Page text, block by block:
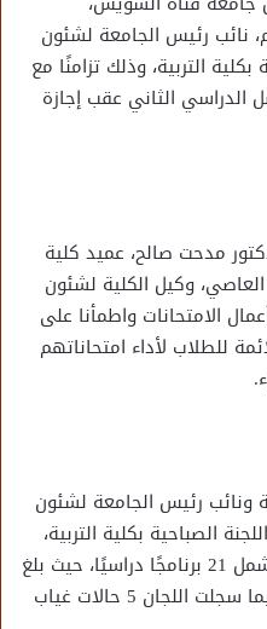
نائب رئيس الجامعة لشئون
بكلية التربية، وذلك تزامنًا مع
الدراسي الثاني عقب إجازة
مدحت صالح، عميد كلية
العاصي، وكيل الكلية لشئون
الامتحانات واطمأنا على
للطلاب لأداء امتحاناتهم
ونائب رئيس الجامعة لشئون
الصباحية بكلية التربية،
والتي تضم 37 لجنة امتحانية، وتشمل 21 برنامجًا دراسيًا، حيث بلغ
عدد الحضور 923 طالبًا وطالبة، فيما سجلت اللجان 5 حالات غياب